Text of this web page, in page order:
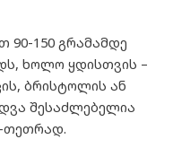
90-150 გრამამდე
ხოლო ყდისთვის –
ბრისტოლის ან
შესაძლებელია
თეთრად.